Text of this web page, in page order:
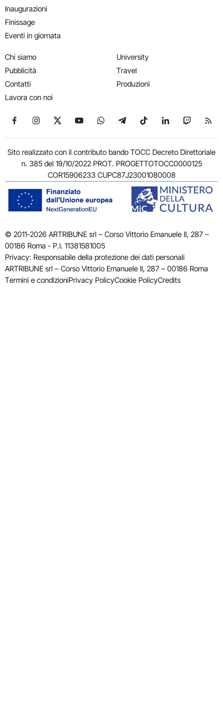
Inaugurazioni
Finissage
Eventi in giornata
Chi siamo
Pubblicità
Contatti
Lavora con noi
University
Travel
Produzioni
Seguici su Facebook
Seguici su Instagram
Seguici su X
Seguici su YouTube
Seguici su WhatsApp
Seguici su Telegram
Seguici su TikTok
Seguici su
Seguici
Sito realizzato con il contributo bando TOCC Decreto Direttoriale
n. 385 del 19/10/2022 PROT. PROGETTOTOCC0000125
COR15906233 CUPC87J23001080008
© 2011-2026 ARTRIBUNE srl – Corso Vittorio Emanuele II, 287 –
00186 Roma - P.I. 11381581005
Privacy: Responsabile della protezione dei dati personali
ARTRIBUNE srl – Corso Vittorio Emanuele II, 287 – 00186 Roma
Termini e condizioniPrivacy PolicyCookie PolicyCredits